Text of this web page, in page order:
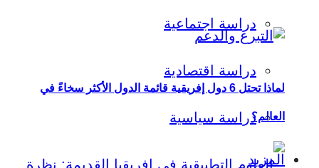
دراسة اجتماعية
دراسة اقتصادية
دراسة سياسية
لماذا تحتل 6 دول إفريقية قائمة الدول الأكثر سخاءً في
العالم؟
المزيد